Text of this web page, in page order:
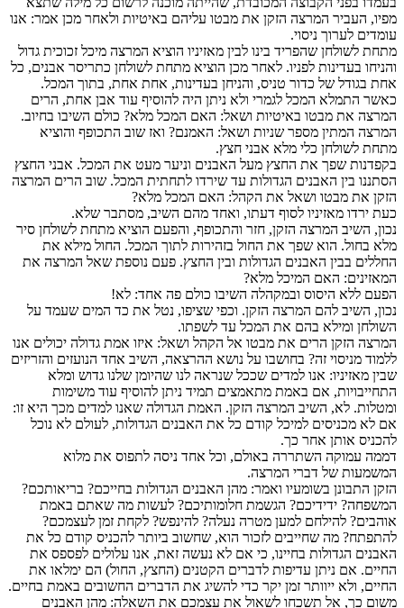
מפיו, העביר המרצה הזקן את מבטו עליהם באיטיות ולאחר מכן אמר: אנו
עומדים לערוך ניסוי.
מתחת לשולחן שהפריד בינו לבין מאזיניו הוציא המרצה מיכל זכוכית גדול
והניחו בעדינות לפניו. לאחר מכן הוציא מתחת לשולחן כתריסר אבנים, כל
אחת בגודל של כדור טניס, והניחן בעדינות, אחת אחת, בתוך המכל.
כאשר התמלא המכל לגמרי ולא ניתן היה להוסיף עוד אבן אחת, הרים
המרצה את מבטו באיטיות ושאל: האם המכל מלא? כולם השיבו בחיוב.
המרצה המתין מספר שניות ושאל: האמנם? ואז שוב התכופף והוציא
מתחת לשולחן כלי מלא אבני חצץ.
בקפדנות שפך את החצץ מעל האבנים וניער מעט את המכל. אבני החצץ
הסתננו בין האבנים הגדולות עד שירדו לתחתית המכל. שוב הרים המרצה
הזקן את מבטו ושאל את הקהל: האם המכל מלא?
כעת ירדו מאזיניו לסוף דעתו, ואחד מהם השיב, מסתבר שלא.
נכון, השיב המרצה הזקן, חזר והתכופף, והפעם הוציא מתחת לשולחן סיר
מלא בחול. הוא שפך את החול בזהירות לתוך המכל. החול מילא את
החללים בבין האבנים הגדולות ובין החצץ. פעם נוספת שאל המרצה את
המאזינים: האם המיכל מלא?
הפעם ללא היסוס ובמקהלה השיבו כולם פה אחד: לא!
נכון, השיב להם המרצה הזקן. וכפי שציפו, נטל את כד המים שעמד על
השולחן ומילא בהם את המכל עד לשפתו.
המרצה הזקן הרים את מבטו אל הקהל ושאל: איזו אמת גדולה יכולים אנו
ללמוד מניסוי זה? בחושבו על נושא ההרצאה, השיב אחד הנועזים והזריזים
שבין מאזיניו: אנו למדים שככל שנראה לנו שהיומן שלנו גדוש ומלא
התחייבויות, אם באמת מתאמצים תמיד ניתן להוסיף עוד משימות
ומטלות. לא, השיב המרצה הזקן. האמת הגדולה שאנו למדים מכך היא זו:
אם לא מכניסים למיכל קודם כל את האבנים הגדולות, לעולם לא נוכל
להכניס אותן אחר כך.
דממה עמוקה השתררה באולם, וכל אחד ניסה לתפוס את מלוא
המשמעות של דברי המרצה.
הזקן התבונן בשומעיו ואמר: מהן האבנים הגדולות בחייכם? בריאותכם?
המשפחה? ידידיכם? הגשמת חלומותיכם? לעשות מה שאתם באמת
אוהבים? להילחם למען מטרה נעלה? להינפש? לקחת זמן לעצמכם?
להתפתח? מה שחייבים לזכור הוא, שחשוב ביותר להכניס קודם כל את
האבנים הגדולות בחיינו, כי אם לא נעשה זאת, אנו עלולים לפספס את
החיים. אם ניתן עדיפות לדברים הקטנים (החצץ, החול) הם ימלאו את
החיים, ולא ייוותר זמן יקר כדי להשיג את הדברים החשובים באמת בחיים.
משום כך, אל תשכחו לשאול את עצמכם את השאלה: מהן האבנים